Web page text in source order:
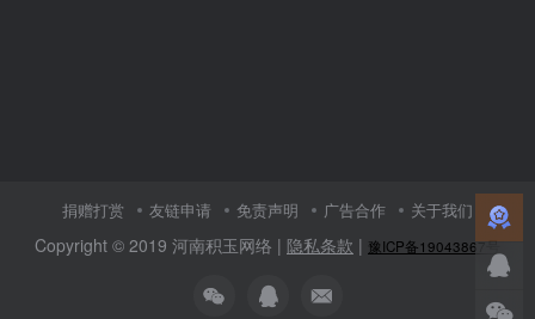
捐赠打赏 友链申请 免责声明 广告合作 关于我们
Copyright © 2019 河南积玉网络 | 隐私条款 | 豫ICP备19043867号